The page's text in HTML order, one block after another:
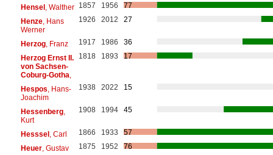
Hensel, Walther 1857 1956
77
Henze, Hans
Werner
1926 2012 27
Herzog, Franz 1917 1986
36
Herzog Ernst II.
von Sachsen-
Coburg-Gotha
1818 1893 17
Hespos , Hans-
Joachim
1938 2022 15
Hessenberg,
Kurt
1908 1994 45
Hesssel, Carl 1866 1933
57
Heuer, Gustav 1875 1952
76